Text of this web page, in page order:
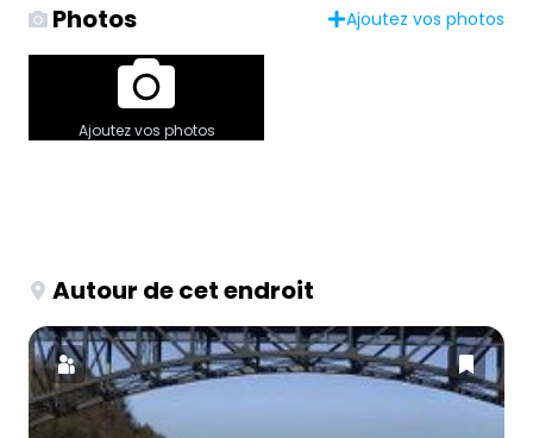
Photos Ajoutez vos photos
Ajoutez vos photos
Autour de cet endroit